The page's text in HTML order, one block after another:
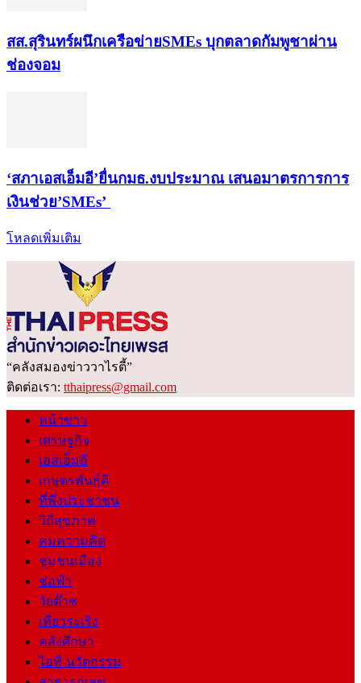
สส.สุรินทร์ผนึกเครือข่ายSMEs บุกตลาดกัมพูชาผ่าน
ช่องจอม
‘สภาเอสเอ็มอี’ยื่นกมธ.งบประมาณ เสนอมาตรการการ
เงินช่วย’SMEs’
โหลดเพิ่มเติม
“คลังสมองข่าววาไรตี้”
ติดต่อเรา: tthaipress@gmail.com
หน้าข่าว
เศรษฐกิจ
เอสเอ็มอี
เกษตรพันธุ์ดี
ที่พึ่งประชาชน
วิถีสุขภาพ
คมความคิด
ชุมชนเมือง
ช่อฟ้า
วัยต๊าช
เที่ยวระเริง
คลังศึกษา
ไอที-นวัตกรรม